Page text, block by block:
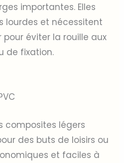
importantes. Elles
lourdes et nécessitent
éviter la rouille aux
de fixation.
composites légers
des buts de loisirs ou
et faciles à